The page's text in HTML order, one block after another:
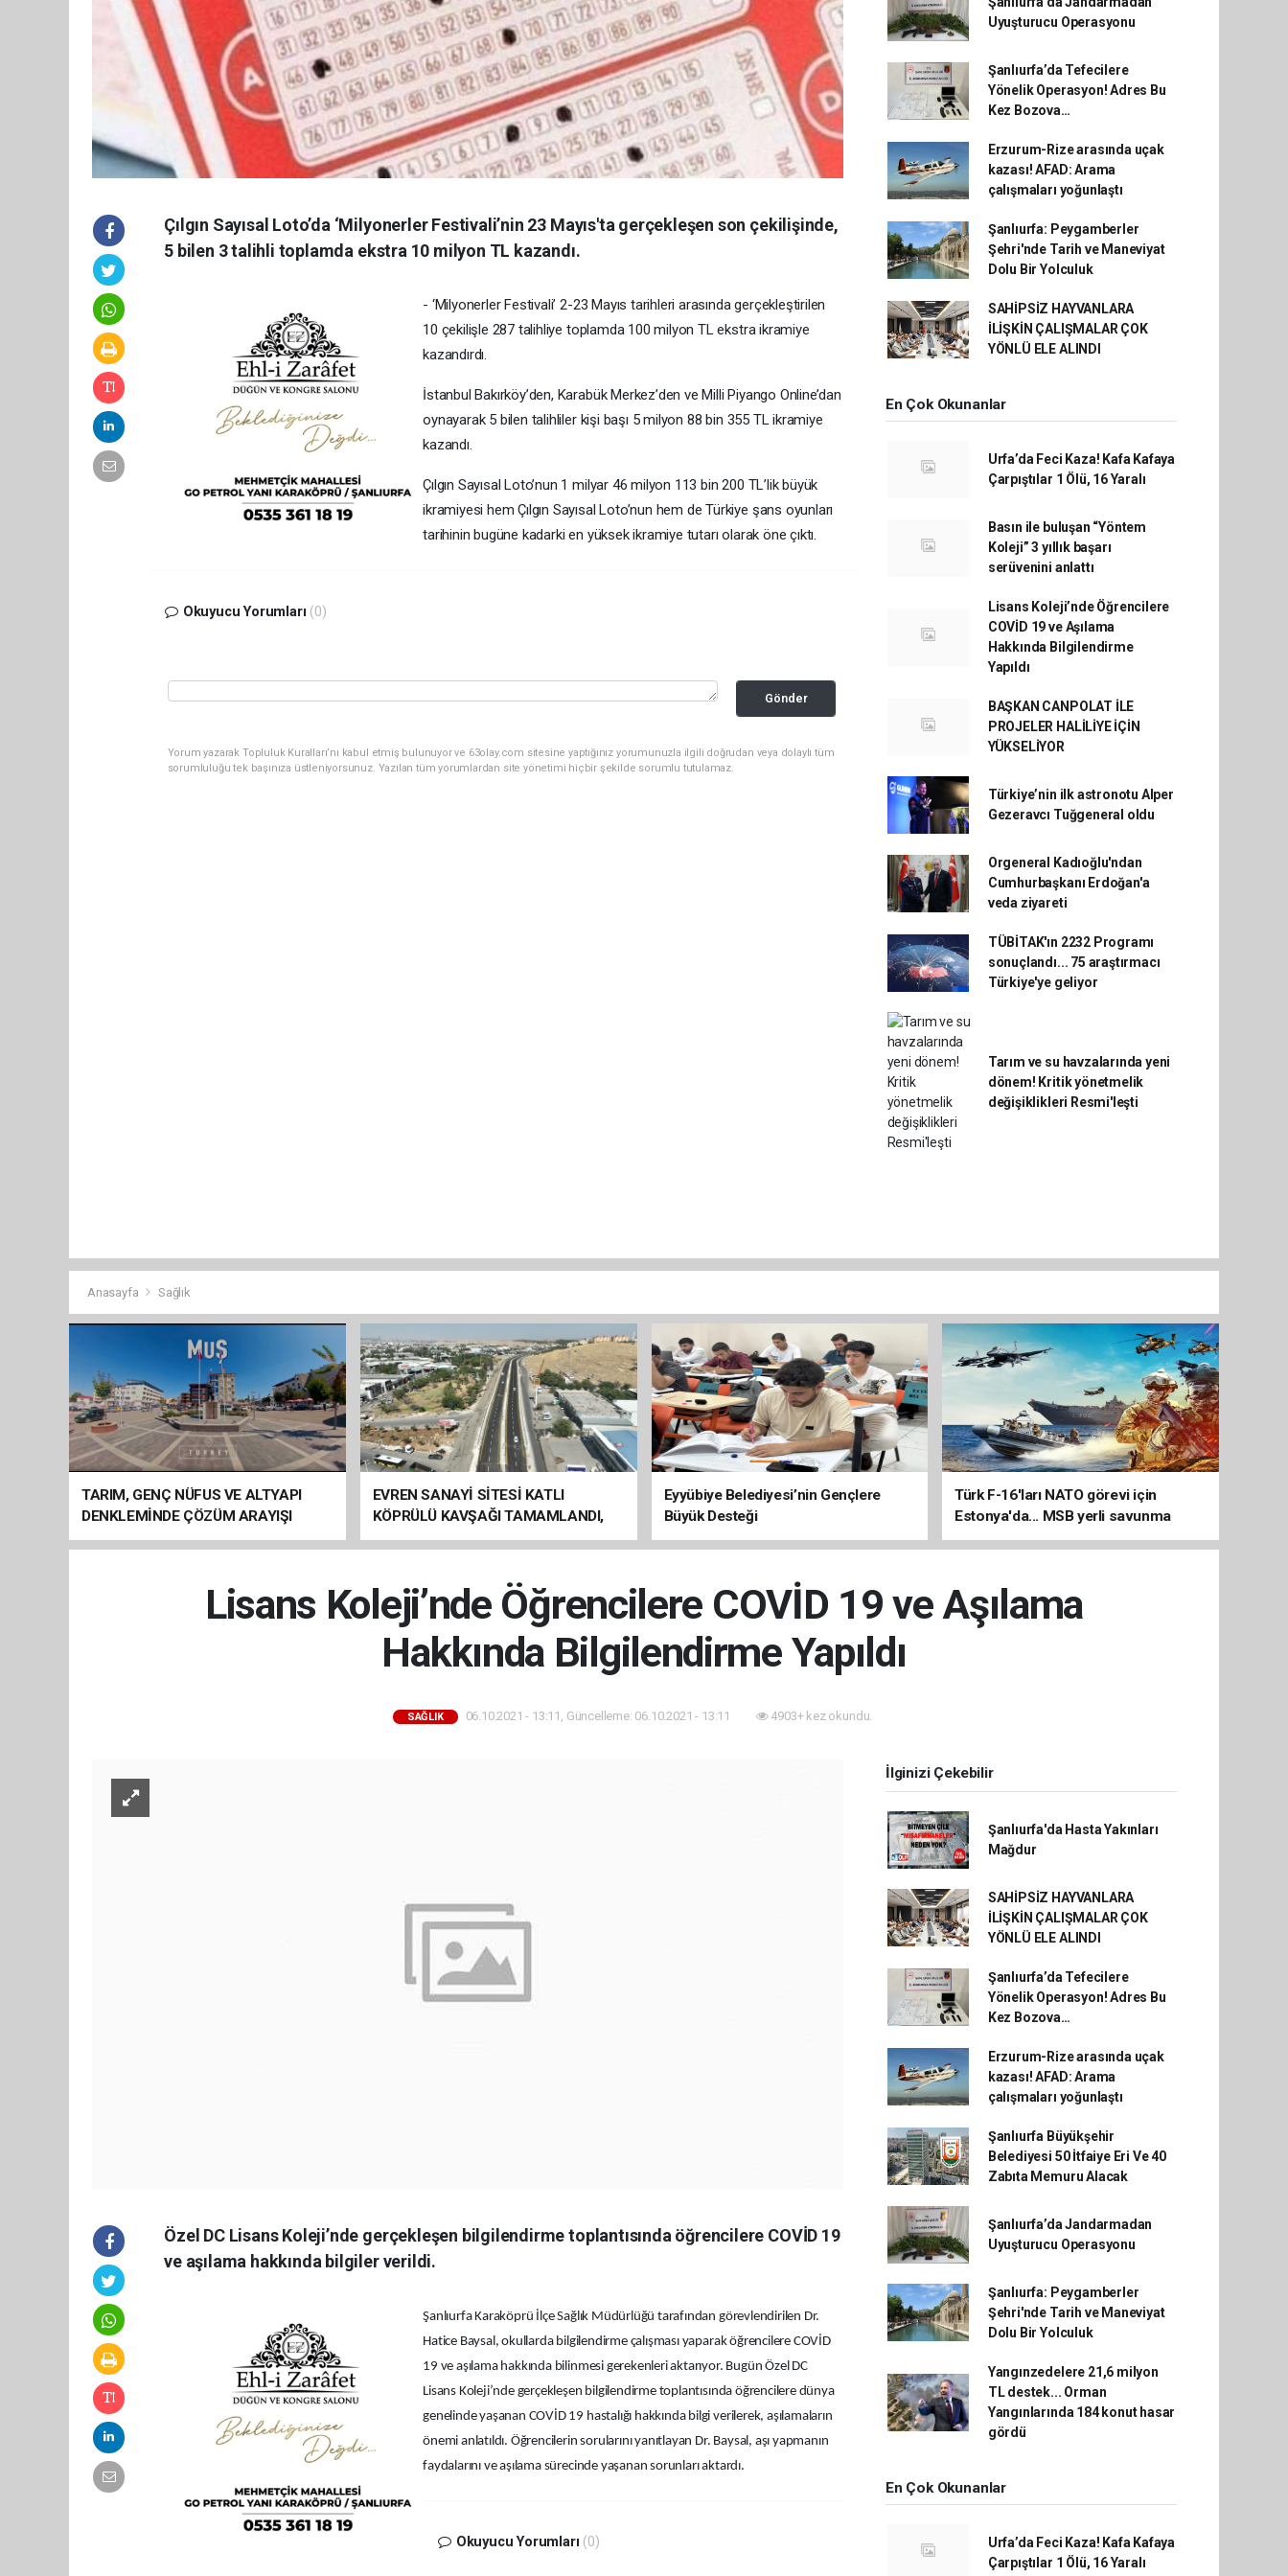
Çılgın Sayısal Loto’da ‘Milyonerler Festivali’nin 23 Mayıs'ta gerçekleşen son çekilişinde,
5 bilen 3 talihli toplamda ekstra 10 milyon TL kazandı.
- ‘Milyonerler Festivali’ 2-23 Mayıs tarihleri arasında gerçekleştirilen
10 çekilişle 287 talihliye toplamda 100 milyon TL ekstra ikramiye
kazandırdı.
İstanbul Bakırköy’den, Karabük Merkez’den ve Milli Piyango Online’dan
oynayarak 5 bilen talihliler kişi başı 5 milyon 88 bin 355 TL ikramiye
kazandı.
Çılgın Sayısal Loto’nun 1 milyar 46 milyon 113 bin 200 TL’lik büyük
ikramiyesi hem Çılgın Sayısal Loto’nun hem de Türkiye şans oyunları
tarihinin bugüne kadarki en yüksek ikramiye tutarı olarak öne çıktı.
Okuyucu Yorumları (0)
Gönder
Yorum yazarak Topluluk Kuralları’nı kabul etmiş bulunuyor ve 63olay.com sitesine yaptığınız yorumunuzla ilgili doğrudan veya dolaylı tüm
sorumluluğu tek başınıza üstleniyorsunuz. Yazılan tüm yorumlardan site yönetimi hiçbir şekilde sorumlu tutulamaz.
Uyuşturucu Operasyonu
Şanlıurfa’da Tefecilere
Yönelik Operasyon! Adres Bu
Kez Bozova…
Erzurum-Rize arasında uçak
kazası! AFAD: Arama
çalışmaları yoğunlaştı
Şanlıurfa: Peygamberler
Şehri'nde Tarih ve Maneviyat
Dolu Bir Yolculuk
SAHİPSİZ HAYVANLARA
İLİŞKİN ÇALIŞMALAR ÇOK
YÖNLÜ ELE ALINDI
En Çok Okunanlar
Urfa’da Feci Kaza! Kafa Kafaya
Çarpıştılar 1 Ölü, 16 Yaralı
Basın ile buluşan “Yöntem
Koleji” 3 yıllık başarı
serüvenini anlattı
Lisans Koleji’nde Öğrencilere
COVİD 19 ve Aşılama
Hakkında Bilgilendirme
Yapıldı
BAŞKAN CANPOLAT İLE
PROJELER HALİLİYE İÇİN
YÜKSELİYOR
Türkiye’nin ilk astronotu Alper
Gezeravcı Tuğgeneral oldu
Orgeneral Kadıoğlu'ndan
Cumhurbaşkanı Erdoğan'a
veda ziyareti
TÜBİTAK'ın 2232 Programı
sonuçlandı... 75 araştırmacı
Türkiye'ye geliyor
Tarım ve su havzalarında yeni
dönem! Kritik yönetmelik
değişiklikleri Resmi'leşti
Anasayfa Sağlık
TARIM, GENÇ NÜFUS VE ALTYAPI
DENKLEMİNDE ÇÖZÜM ARAYIŞI
EVREN SANAYİ SİTESİ KATLI
KÖPRÜLÜ KAVŞAĞI TAMAMLANDI,
ARAÇ GEÇİŞLERİ BAŞLADI
Eyyübiye Belediyesi’nin Gençlere
Büyük Desteği
Türk F-16'ları NATO görevi için
Estonya'da... MSB yerli savunma
sistemleriyle güçleniyor
Lisans Koleji’nde Öğrencilere COVİD 19 ve Aşılama
Hakkında Bilgilendirme Yapıldı
SAĞLIK 06.10.2021 - 13:11, Güncelleme: 06.10.2021 - 13:11 4903+ kez okundu.
Özel DC Lisans Koleji’nde gerçekleşen bilgilendirme toplantısında öğrencilere COVİD 19
ve aşılama hakkında bilgiler verildi.
Şanlıurfa Karaköprü İlçe Sağlık Müdürlüğü tarafından görevlendirilen Dr.
Hatice Baysal, okullarda bilgilendirme çalışması yaparak öğrencilere COVİD
19 ve aşılama hakkında bilinmesi gerekenleri aktarıyor. Bugün Özel DC
Lisans Koleji’nde gerçekleşen bilgilendirme toplantısında öğrencilere dünya
genelinde yaşanan COVİD 19 hastalığı hakkında bilgi verilerek, aşılamaların
önemi anlatıldı. Öğrencilerin sorularını yanıtlayan Dr. Baysal, aşı yapmanın
faydalarını ve aşılama sürecinde yaşanan sorunları aktardı.
Okuyucu Yorumları (0)
İlginizi Çekebilir
Şanlıurfa'da Hasta Yakınları
Mağdur
SAHİPSİZ HAYVANLARA
İLİŞKİN ÇALIŞMALAR ÇOK
YÖNLÜ ELE ALINDI
Şanlıurfa’da Tefecilere
Yönelik Operasyon! Adres Bu
Kez Bozova…
Erzurum-Rize arasında uçak
kazası! AFAD: Arama
çalışmaları yoğunlaştı
Şanlıurfa Büyükşehir
Belediyesi 50 İtfaiye Eri Ve 40
Zabıta Memuru Alacak
Şanlıurfa’da Jandarmadan
Uyuşturucu Operasyonu
Şanlıurfa: Peygamberler
Şehri'nde Tarih ve Maneviyat
Dolu Bir Yolculuk
Yangınzedelere 21,6 milyon
TL destek... Orman
Yangınlarında 184 konut hasar
gördü
En Çok Okunanlar
Urfa’da Feci Kaza! Kafa Kafaya
Çarpıştılar 1 Ölü, 16 Yaralı